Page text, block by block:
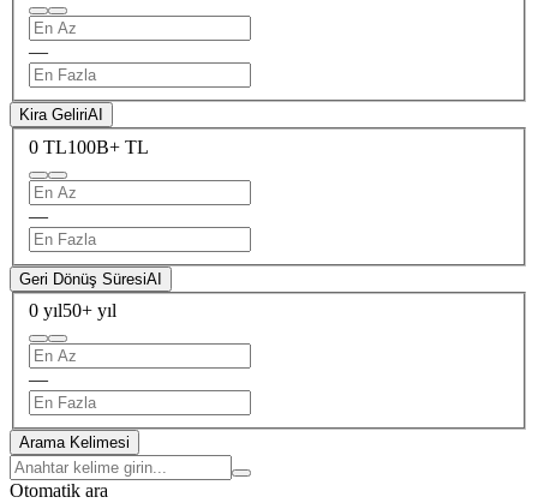
—
Kira GeliriAI
0 TL100B+ TL
—
Geri Dönüş SüresiAI
0 yıl50+ yıl
—
Arama Kelimesi
Otomatik ara